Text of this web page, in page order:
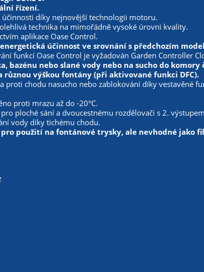
řízení.
účinnosti díky nejnovější technologii motoru.
technika na mimořádně vysoké úrovni kvality.
aplikace Oase Control.
účinnost ve srovnání s předchozím
funkcí Oase Control je vyžadován Garden Controller
bazénu nebo slané vody nebo na sucho do komory
různou výškou fontány (při aktivované funkci DFC).
proti chodu nasucho nebo zablokování díky vestavěné
proti mrazu až do -20°C.
ploché sání a dvoucestnému rozdělovači s 2.
vody díky tichému chodu.
použití na fontánové trysky, ale nevhodné jako